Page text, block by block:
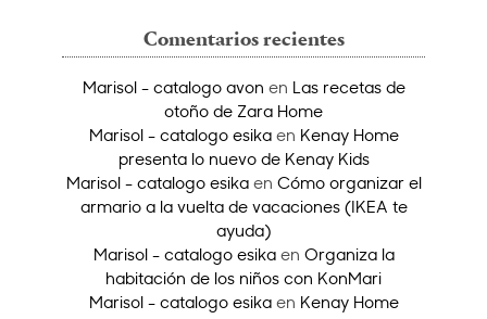
Comentarios recientes
Marisol - catalogo avon en Las recetas de
otoño de Zara Home
Marisol - catalogo esikaen Kenay Home
presenta lo nuevo de Kenay Kids
Marisol - catalogo esikaen Cómo organizar el
armario a la vuelta de vacaciones (IKEA te
ayuda)
Marisol - catalogo esikaen Organiza la
habitación de los niños con KonMari
Marisol - catalogo esikaen Kenay Home